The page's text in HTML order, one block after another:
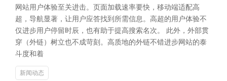
网站用户体验至关进击。页面加载速率要快，移动端适配高
超，导航显著，让用户应答找到所需信息。高超的用户体验不
仅进步用户停留时辰，也有助于提高搜索名次。 此外，外部贯
穿（外链）树立也不成苛刻。高质地的外链不错进步网站的泰
斗度和着
新闻动态